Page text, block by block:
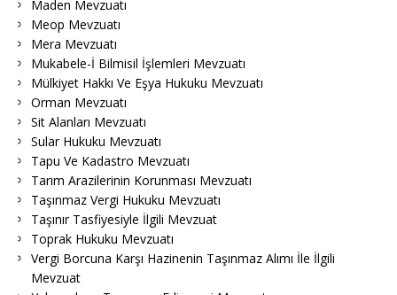
Maden Mevzuatı
Meop Mevzuatı
Mera Mevzuatı
Mukabele-İ Bilmisil İşlemleri Mevzuatı
Mülkiyet Hakkı Ve Eşya Hukuku Mevzuatı
Orman Mevzuatı
Sit Alanları Mevzuatı
Sular Hukuku Mevzuatı
Tapu Ve Kadastro Mevzuatı
Tarım Arazilerinin Korunması Mevzuatı
Taşınmaz Vergi Hukuku Mevzuatı
Taşınır Tasfiyesiyle İlgili Mevzuat
Toprak Hukuku Mevzuatı
Vergi Borcuna Karşı Hazinenin Taşınmaz Alımı İle İlgili
Mevzuat